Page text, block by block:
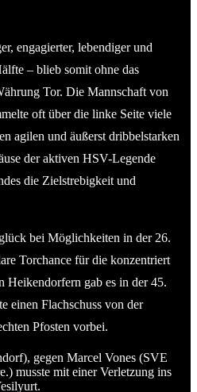
engagierter, lebendiger und
– blieb somit ohne das
Tor. Die Mannschaft von
oft über die linke Seite viele
agilen und äußerst dribbelstarken
der aktiven HSV-Legende
die Zielstrebigkeit und
bei Möglichkeiten in der 26.
Torchance für die konzentriert
Heikendorfern gab es in der 45.
einen Flachschuss von der
Pfosten vorbei.